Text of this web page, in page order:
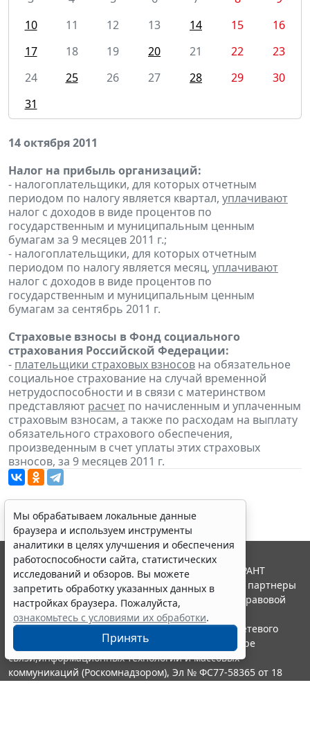
10
11 12 13 14 15
16
17
18 19 20 21 22
23
24
25 26 27 28 29
30
31
14 октября 2011
Налог на прибыль организаций:
- налогоплательщики, для которых отчетным
периодом по налогу является квартал, уплачивают
налог с доходов в виде процентов по
государственным и муниципальным ценным
бумагам за 9 месяцев 2011 г.;
- налогоплательщики, для которых отчетным
периодом по налогу является месяц, уплачивают
налог с доходов в виде процентов по
государственным и муниципальным ценным
бумагам за сентябрь 2011 г.
Страховые взносы в Фонд социального
страхования Российской Федерации:
- плательщики страховых взносов на обязательное
социальное страхование на случай временной
нетрудоспособности и в связи с материнством
представляют расчет по начисленным и уплаченным
страховым взносам, а также по расходам на выплату
обязательного страхового обеспечения,
произведенным в счет уплаты этих страховых
взносов, за 9 месяцев 2011 г.
Мы обрабатываем локальные данные
браузера и используем инструменты
аналитики в целях улучшения и обеспечения
работоспособности сайта, статистических
исследований и обзоров. Вы можете
запретить обработку указанных данных в
настройках браузера. Пожалуйста,
ознакомьтесь с условиями их обработки.
Принять
© ООО "НПП "ГАРАНТ-СЕРВИС", 2026. Система ГАРАНТ
выпускается с 1990 года. Компания "Гарант" и ее партнеры
являются участниками Российской ассоциации правовой
информации ГАРАНТ.
Портал ГАРАНТ.РУ зарегистрирован в качестве сетевого
издания Федеральной службой по надзору в сфере
связи,информационных технологий и массовых
коммуникаций (Роскомнадзором), Эл № ФС77-58365 от 18